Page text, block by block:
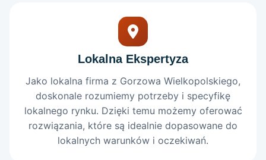
Lokalna Ekspertyza
Jako lokalna firma z Gorzowa Wielkopolskiego,
doskonale rozumiemy potrzeby i specyfikę
lokalnego rynku. Dzięki temu możemy oferować
rozwiązania, które są idealnie dopasowane do
lokalnych warunków i oczekiwań.